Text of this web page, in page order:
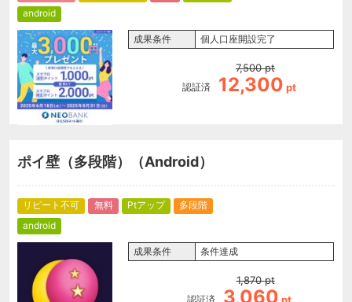
android
成果条件 個人口座開設完了
認証済
7,500 pt
12,300 pt
ポイ壁（多段階）（Android）
リピート不可 無料 Ptアップ
多段階
android
成果条件 条件達成
認証済
1,870 pt
3,060 pt